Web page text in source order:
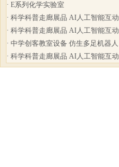
· E系列化学实验室
· 科学科普走廊展品 AI人工智能互动
· 科学科普走廊展品 AI人工智能互动
· 中学创客教室设备 仿生多足机器人
· 科学科普走廊展品 AI人工智能互动